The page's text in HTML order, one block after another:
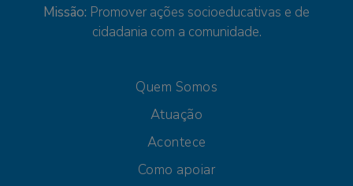
Missão: Promover ações socioeducativas e de
cidadania com a comunidade.
Quem Somos
Atuação
Acontece
Como apoiar